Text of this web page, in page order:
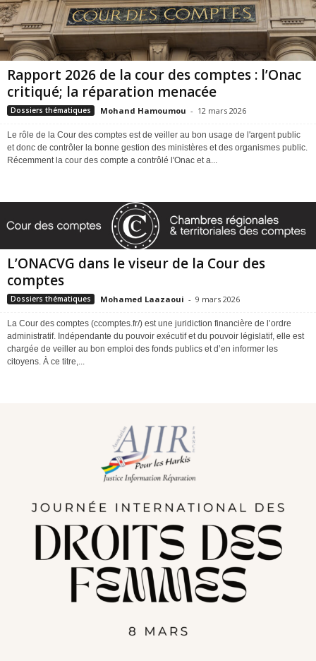
Rapport 2026 de la cour des comptes : l’Onac
critiqué; la réparation menacée
Dossiers thématiques Mohand Hamoumou - 12 mars 2026
Le rôle de la Cour des comptes est de veiller au bon usage de l'argent public
et donc de contrôler la bonne gestion des ministères et des organismes public.
Récemment la cour des compte a contrôlé l'Onac et a...
L’ONACVG dans le viseur de la Cour des
comptes
Dossiers thématiques Mohamed Laazaoui - 9 mars 2026
La Cour des comptes (ccomptes.fr/) est une juridiction financière de l’ordre
administratif. Indépendante du pouvoir exécutif et du pouvoir législatif, elle est
chargée de veiller au bon emploi des fonds publics et d’en informer les
citoyens. À ce titre,...